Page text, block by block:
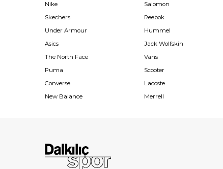
Nike
Skechers
Under Armour
Asics
The North Face
Puma
Converse
New Balance
Salomon
Reebok
Hummel
Jack Wolfskin
Vans
Scooter
Lacoste
Merrell